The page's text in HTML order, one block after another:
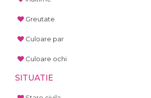
Greutate
Culoare par
Culoare ochi
SITUATIE